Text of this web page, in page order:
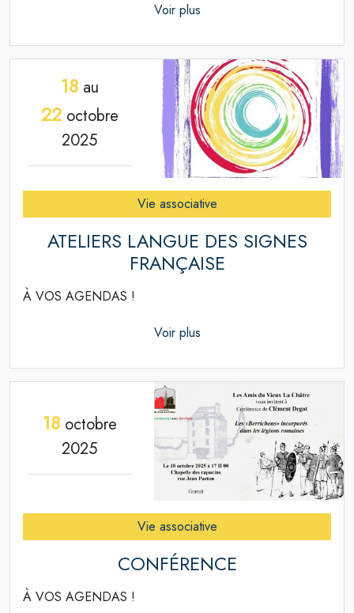
Voir plus
18au
22octobre
2025
Vie associative
ATELIERS LANGUE DES SIGNES
FRANÇAISE
À VOS AGENDAS !
Voir plus
18octobre
2025
Vie associative
CONFÉRENCE
À VOS AGENDAS !